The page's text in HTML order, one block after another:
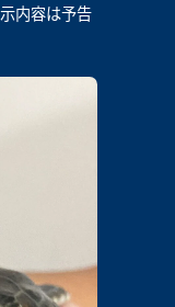
内容は予告